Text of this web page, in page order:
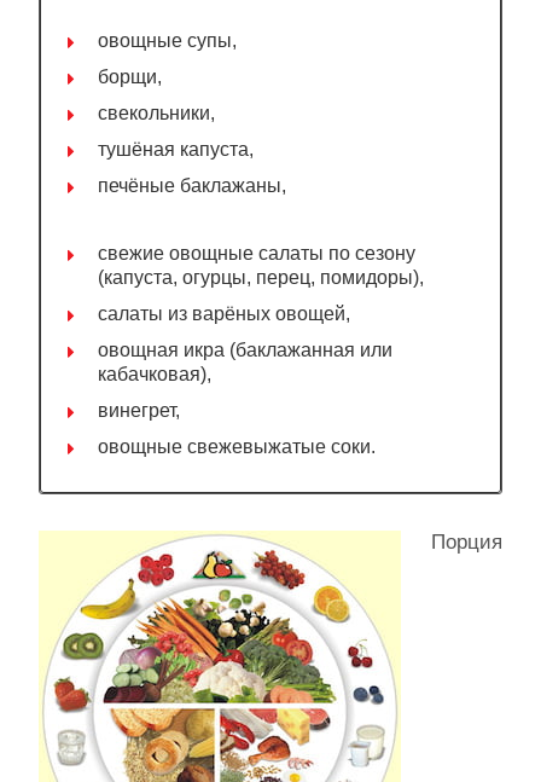
овощные супы,
борщи,
свекольники,
тушёная капуста,
печёные баклажаны,
свежие овощные салаты по сезону
(капуста, огурцы, перец, помидоры),
салаты из варёных овощей,
овощная икра (баклажанная или
кабачковая),
винегрет,
овощные свежевыжатые соки.
Порция